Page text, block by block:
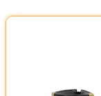
料無料